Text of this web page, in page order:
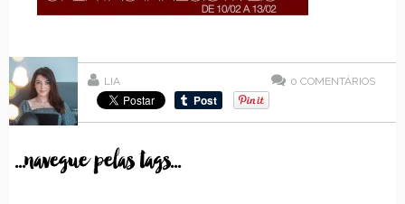
LIA 0 COMENTÁRIOS
...navegue pelas tags...